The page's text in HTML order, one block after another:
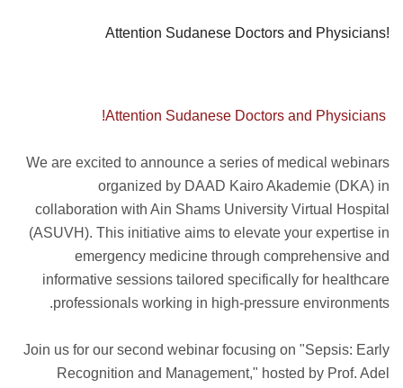
Attention Sudanese Doctors and Physicians!
We are excited to announce a series of medical webinars
organized by DAAD Kairo Akademie (DKA) in
collaboration with Ain Shams University Virtual Hospital
(ASUVH). This initiative aims to elevate your expertise in
emergency medicine through comprehensive and
informative sessions tailored specifically for healthcare
professionals working in high-pressure environments.
Join us for our second webinar focusing on "Sepsis: Early
Recognition and Management," hosted by Prof. Adel